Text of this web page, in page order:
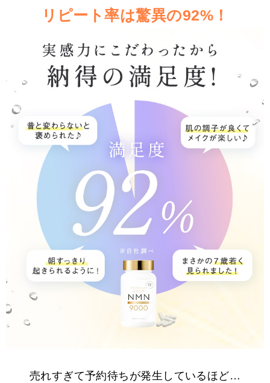
リピート率は驚異の92%！
売れすぎて予約待ちが発生しているほど…